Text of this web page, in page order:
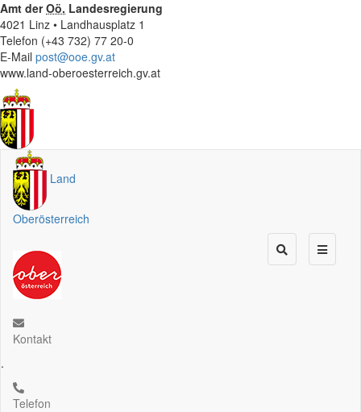
Amt derOö. Landesregierung
4021 Linz • Landhausplatz 1
Telefon (+43 732) 77 20-0
E-Mail post@ooe.gv.at
www.land-oberoesterreich.gv.at
Land
Oberösterreich
Kontakt
.
Telefon